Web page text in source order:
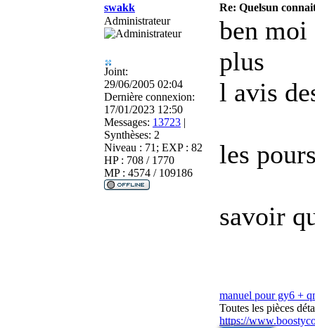
swakk
Re: Quelsun
Administrateur
Joint:
29/06/2005 02:04
Dernière connexion:
17/01/2023 12:50
Messages: 13723 |
Synthèses: 2
Niveau : 71; EXP : 82
HP : 708 / 1770
MP : 4574 / 109186
ben moi
plus
l avis
les
savoir
manuel pour gy6 +
Toutes les pièces
https://